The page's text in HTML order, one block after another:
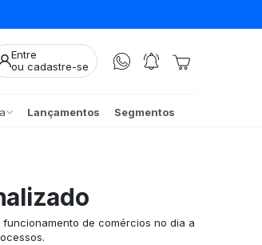
Entre
ou cadastre-se
Lançamentos Segmentos
de comércios no dia a